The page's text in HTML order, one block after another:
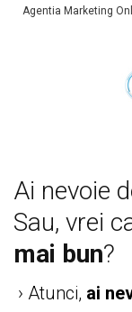
Agentia Marketing
Ai nevoie
Sau, vrei
mai bun?
› Atunci, ai